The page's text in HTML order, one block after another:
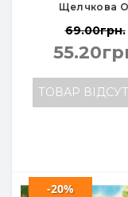
Щелчкова
69.00грн.
ТОВАР
-20%